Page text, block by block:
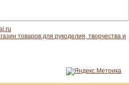
товаров для рукоделия, творчества и